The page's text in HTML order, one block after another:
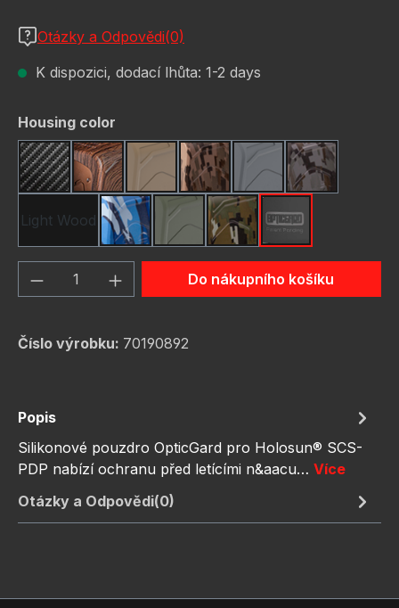
Otázky a Odpovědi(0)
K dispozici, dodací lhůta: 1-2 days
Vyberte
Housing color
Carbon FiberDark WoodFDE (Flat Dark Earth)
FDE CamoGunmetalGunmetal
Light Wood
Navy CamoOD GreenOD Green Camo
schwarz
Množství produktu: Zadejte
Do nákupního košíku
Číslo výrobku: 70190892
Popis
Silikonové pouzdro OpticGard pro Holosun® SCS-
PDP nabízí ochranu před letícími n&aacu… Více
Otázky a Odpovědi(0)